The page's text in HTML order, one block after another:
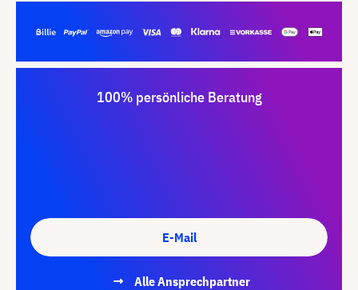
100% persönliche Beratung
E-Mail
Alle Ansprechpartner